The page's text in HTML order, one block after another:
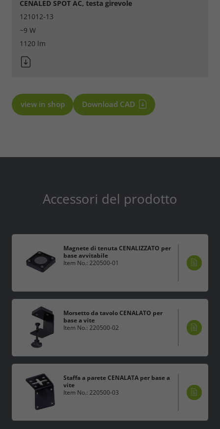
CENALED SPOT AC, testa girevole
121012-13
~9 W
1120 lm
view in shop Download CAD
Accessori del prodotto
Magnete di tenuta CENALIZZATO per
base avvitabile
Item No.: 220500-01
Morsetto da tavolo CENALATO per
base a vite
Item No.: 220500-02
Staffa a parete CENALATA per base a
vite
Item No.: 220500-03